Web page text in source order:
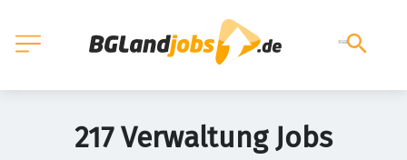
217 Verwaltung Jobs